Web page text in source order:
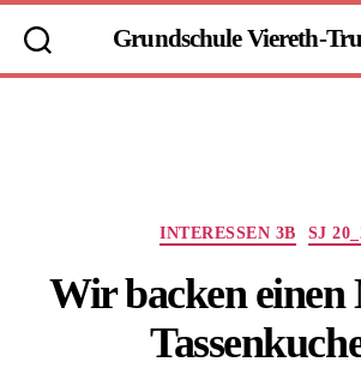
Grundschule Viereth-
Kategorien
INTERESSEN 3B SJ
Wir backen einen